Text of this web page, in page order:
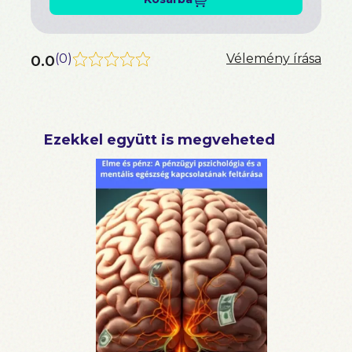
0.0(0) Vélemény írása
Ezekkel együtt is megveheted